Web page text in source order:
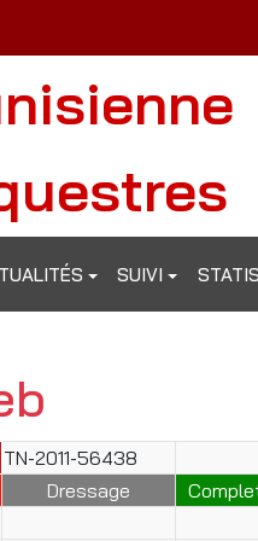
SUIVI
TN-2011-56438
Dressage